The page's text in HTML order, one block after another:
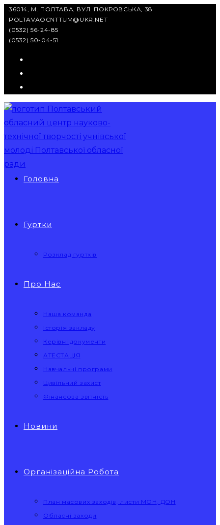
Перейти
до
вмісту
36014, М. ПОЛТАВА, ВУЛ. ПОКРОВСЬКА, 38
POLTAVAOCNTTUM@UKR.NET
(0532) 56-24-85
(0532) 50-04-51
Головна
Гуртки
Розклад гуртків
Про Нас
Наша команда
Історія закладу
Керівні документи
АТЕСТАЦІЯ
Навчальні програми
Цивільний захист
Фінансова звітність
Новини
Організаційна Робота
План масових заходів, листи МОН, ДОН
Обласні заходи